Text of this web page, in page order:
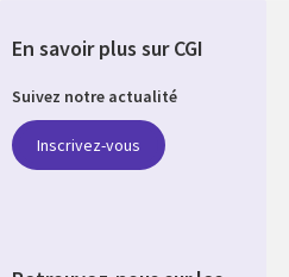
En savoir plus sur CGI
Suivez notre actualité
Inscrivez-vous